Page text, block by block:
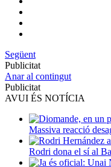
Següent
Publicitat
Anar al contingut
Publicitat
AVUI ÉS NOTÍCIA
Massiva reacció
Rodri dona el sí al